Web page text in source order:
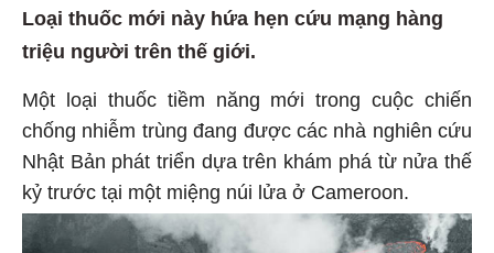
Loại thuốc mới này hứa hẹn cứu mạng hàng
triệu người trên thế giới.
Một loại thuốc tiềm năng mới trong cuộc chiến
chống nhiễm trùng đang được các nhà nghiên cứu
Nhật Bản phát triển dựa trên khám phá từ nửa thế
kỷ trước tại một miệng núi lửa ở Cameroon.